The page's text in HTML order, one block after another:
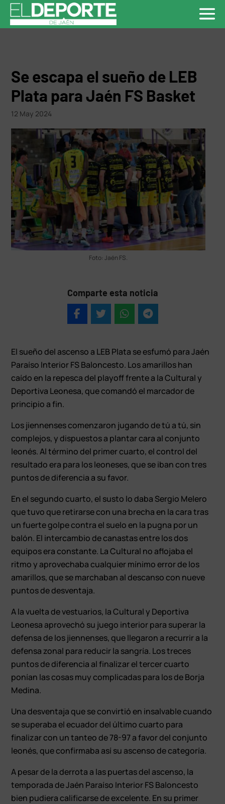
Se escapa el sueño de LEB
Plata para Jaén FS Basket
12 May 2024
Foto: Jaén FS.
Comparte esta noticia
El sueño del ascenso a LEB Plata se esfumó para Jaén
Paraíso Interior FS Baloncesto. Los amarillos han
caído en la repesca del playoff frente a la Cultural y
Deportiva Leonesa, que comandó el marcador de
principio a fin.
Los jiennenses comenzaron jugando de tú a tú, sin
complejos, y dispuestos a plantar cara al conjunto
leonés. Al término del primer cuarto, el control del
resultado era para los leoneses, que se iban con tres
puntos de diferencia a su favor.
En el segundo cuarto, el susto lo daba Sergio Melero
que tuvo que retirarse con una brecha en la cara tras
un fuerte golpe contra el suelo en la pugna por un
balón. El intercambio de canastas entre los dos
equipos era constante. La Cultural no aflojaba el
ritmo y aprovechaba cualquier mínimo error de los
amarillos, que se marchaban al descanso con nueve
puntos de desventaja.
A la vuelta de vestuarios, la Cultural y Deportiva
Leonesa aprovechó su juego interior para superar la
defensa de los jiennenses, que llegaron a recurrir a la
defensa zonal para reducir la sangría. Los treces
puntos de diferencia al finalizar el tercer cuarto
ponían las cosas muy complicadas para los de Borja
Medina.
Una desventaja que se convirtió en insalvable cuando
se superaba el ecuador del último cuarto para
finalizar con un tanteo de 78-97 a favor del conjunto
leonés, que confirmaba así su ascenso de categoría.
A pesar de la derrota a las puertas del ascenso, la
temporada de Jaén Paraíso Interior FS Baloncesto
bien pudiera calificarse de excelente. En su primer